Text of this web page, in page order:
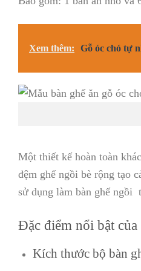
Xem thêm: Gỗ óc chó tự
Một thiết kế hoàn toàn
đệm ghế ngồi bè rộng tạo
sử dụng làm bàn ghế ngồi
Đặc điểm nổi bật
Kích thước bộ bàn